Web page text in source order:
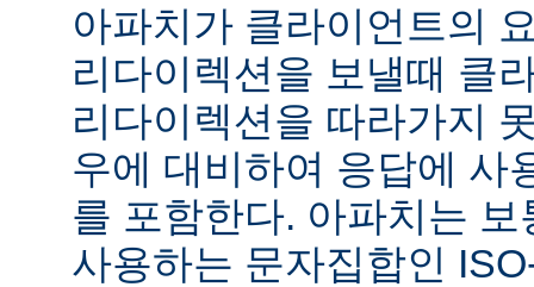
아파치가 클라이언트의
리다이렉션을 보낼때 클
리다이렉션을 따라가지
우에 대비하여 응답에 사
를 포함한다. 아파치는
사용하는 문자집합인